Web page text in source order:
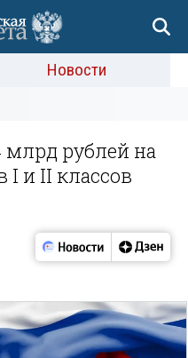
Новости
рублей на
I и II классов